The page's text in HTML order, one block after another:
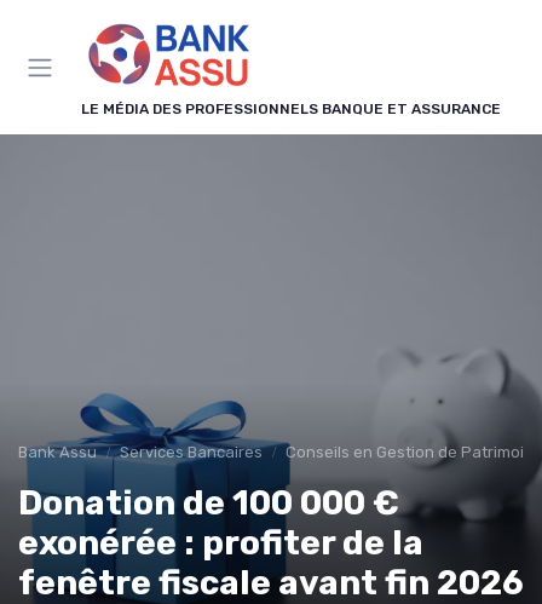
LE MÉDIA DES PROFESSIONNELS BANQUE ET ASSURANCE
Bank Assu Services Bancaires Conseils en Gestion de Patrimoine
Donation de 100 000 €
exonérée : profiter de la
fenêtre fiscale avant fin 2026